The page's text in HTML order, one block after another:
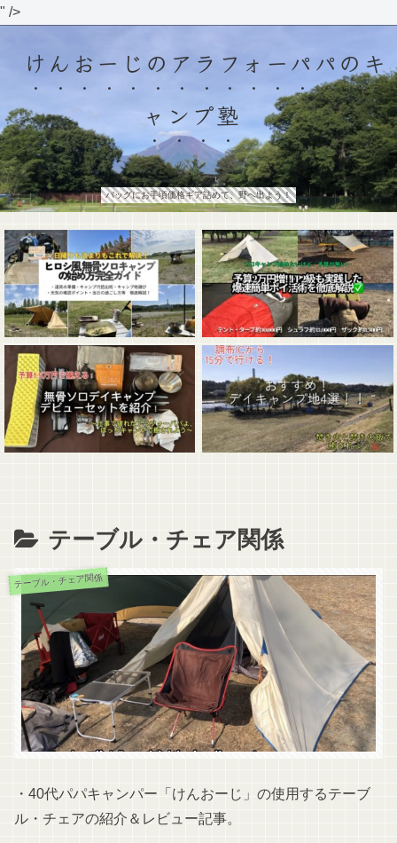
" />
けんおーじのアラフォーパパのキ
ャンプ塾
バッグにお手頃価格ギア詰めて、野へ出よう！
テーブル・チェア関係
テーブル・チェア関係
・40代パパキャンパー「けんおーじ」の使用するテーブ
ル・チェアの紹介＆レビュー記事。